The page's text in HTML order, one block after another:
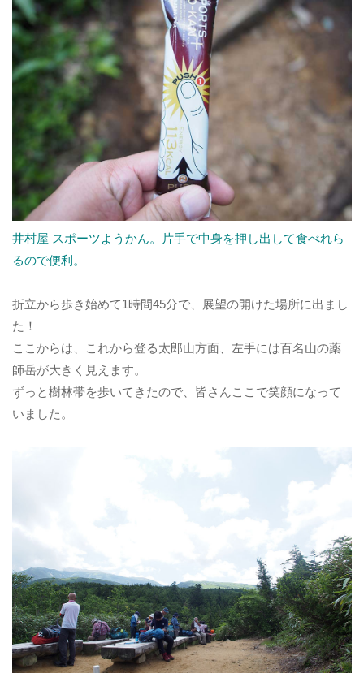
井村屋 スポーツようかん。片手で中身を押し出して食べれら
るので便利。
折立から歩き始めて1時間45分で、展望の開けた場所に出まし
た！
ここからは、これから登る太郎山方面、左手には百名山の薬
師岳が大きく見えます。
ずっと樹林帯を歩いてきたので、皆さんここで笑顔になって
いました。